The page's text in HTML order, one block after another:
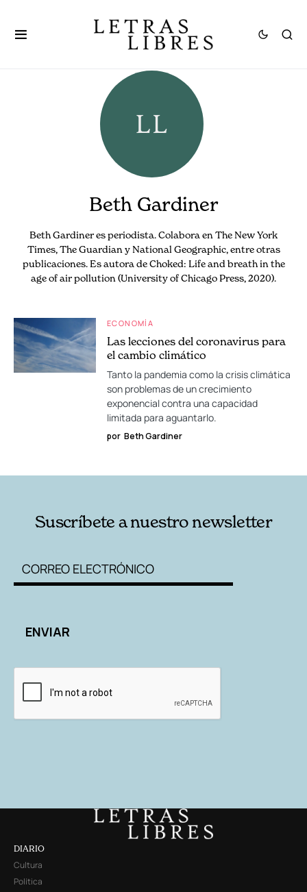
Beth Gardiner
Beth Gardiner es periodista. Colabora en The New York
Times, The Guardian y National Geographic, entre otras
publicaciones. Es autora de Choked: Life and breath in the
age of air pollution (University of Chicago Press, 2020).
ECONOMÍA
Las lecciones del coronavirus para
el cambio climático
Tanto la pandemia como la crisis climática
son problemas de un crecimiento
exponencial contra una capacidad
limitada para aguantarlo.
por Beth Gardiner
Suscríbete a nuestro newsletter
DIARIO
Cultura
Política